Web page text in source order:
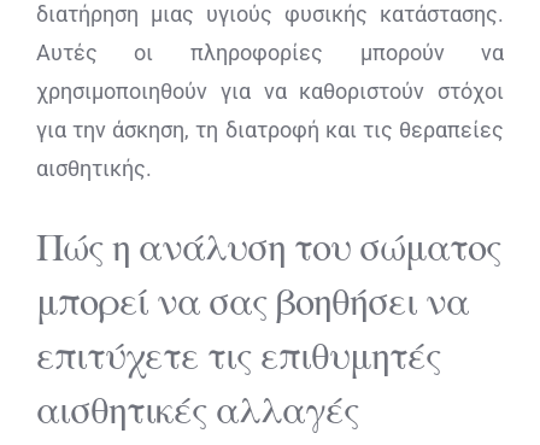
διατήρηση μιας υγιούς φυσικής κατάστασης.
Αυτές οι πληροφορίες μπορούν να
χρησιμοποιηθούν για να καθοριστούν στόχοι
για την άσκηση, τη διατροφή και τις θεραπείες
αισθητικής.
Πώς η ανάλυση του σώματος
μπορεί να σας βοηθήσει να
επιτύχετε τις επιθυμητές
αισθητικές αλλαγές